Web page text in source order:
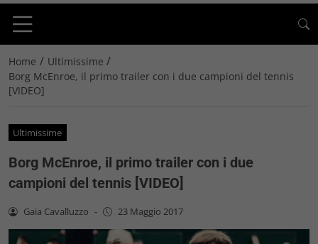
Home / Ultimissime /
Borg McEnroe, il primo trailer con i due campioni del tennis
[VIDEO]
Ultimissime
Borg McEnroe, il primo trailer con i due
campioni del tennis [VIDEO]
Gaia Cavalluzzo - 23 Maggio 2017